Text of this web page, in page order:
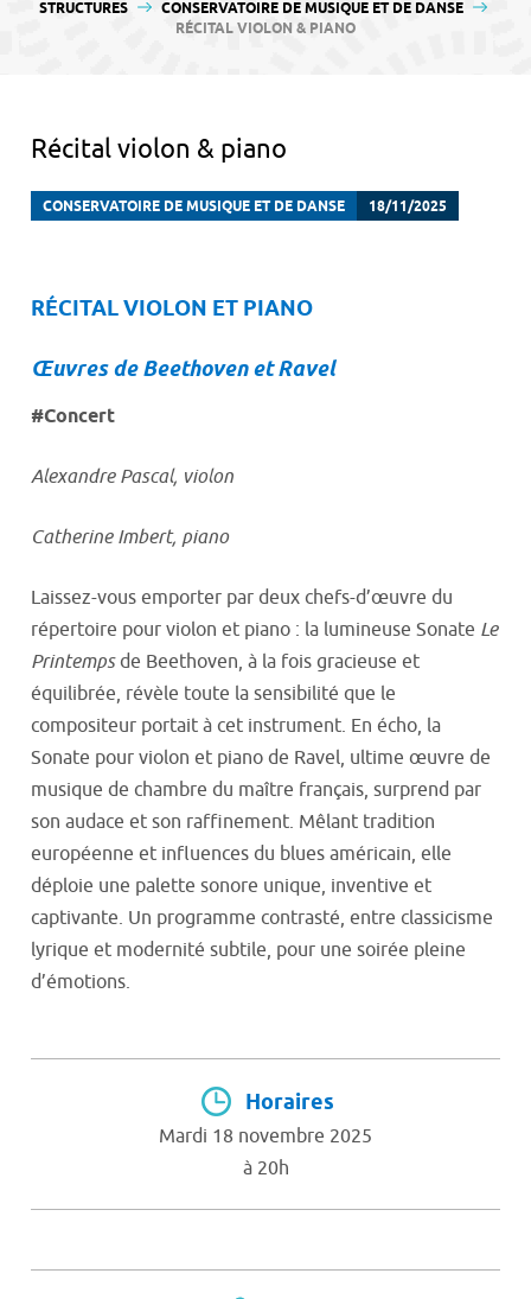
STRUCTURES
CONSERVATOIRE DE MUSIQUE ET DE DANSE
RÉCITAL VIOLON & PIANO
Récital violon & piano
CONSERVATOIRE DE MUSIQUE ET DE DANSE 18/11/2025
RÉCITAL VIOLON ET PIANO
Œuvres de Beethoven et Ravel
#Concert
Alexandre Pascal, violon
Catherine Imbert, piano
Laissez-vous emporter par deux chefs-d’œuvre du
répertoire pour violon et piano : la lumineuse Sonate Le
Printempsde Beethoven, à la fois gracieuse et
équilibrée, révèle toute la sensibilité que le
compositeur portait à cet instrument. En écho, la
Sonate pour violon et piano de Ravel, ultime œuvre de
musique de chambre du maître français, surprend par
son audace et son raffinement. Mêlant tradition
européenne et influences du blues américain, elle
déploie une palette sonore unique, inventive et
captivante. Un programme contrasté, entre classicisme
lyrique et modernité subtile, pour une soirée pleine
d’émotions.
Horaires
Mardi 18 novembre 2025
à 20h